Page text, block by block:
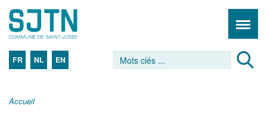
FR NL EN
Accueil